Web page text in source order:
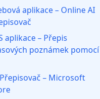
aplikace – Online AI
aplikace – Přepis
poznámek pomocí
– Microsoft